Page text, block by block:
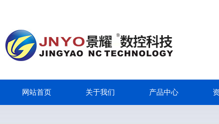
网站首页 关于我们 产品中心